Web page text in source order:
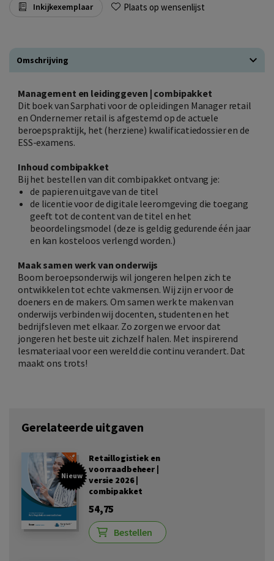
Inkijkexemplaar Plaats op wensenlijst
Omschrijving
Management en leidinggeven | combipakket
Dit boek van Sarphati voor de opleidingen Manager retail
en Ondernemer retail is afgestemd op de actuele
beroepspraktijk, het (herziene) kwalificatiedossier en de
ESS-examens.
Inhoud combipakket
Bij het bestellen van dit combipakket ontvang je:
de papieren uitgave van de titel
de licentie voor de digitale leeromgeving die toegang
geeft tot de content van de titel en het
beoordelingsmodel (deze is geldig gedurende één jaar
en kan kosteloos verlengd worden.)
Maak samen werk van onderwijs
Boom beroepsonderwijs wil jongeren helpen zich te
ontwikkelen tot echte vakmensen. Wij zijn er voor de
doeners en de makers. Om samen werk te maken van
onderwijs verbinden wij docenten, studenten en het
bedrijfsleven met elkaar. Zo zorgen we ervoor dat
jongeren het beste uit zichzelf halen. Met inspirerend
lesmateriaal voor een wereld die continu verandert. Dat
maakt ons trots!
Gerelateerde uitgaven
Nieuw
Retaillogistiek en
voorraadbeheer |
versie 2026 |
combipakket
54,75
Bestellen